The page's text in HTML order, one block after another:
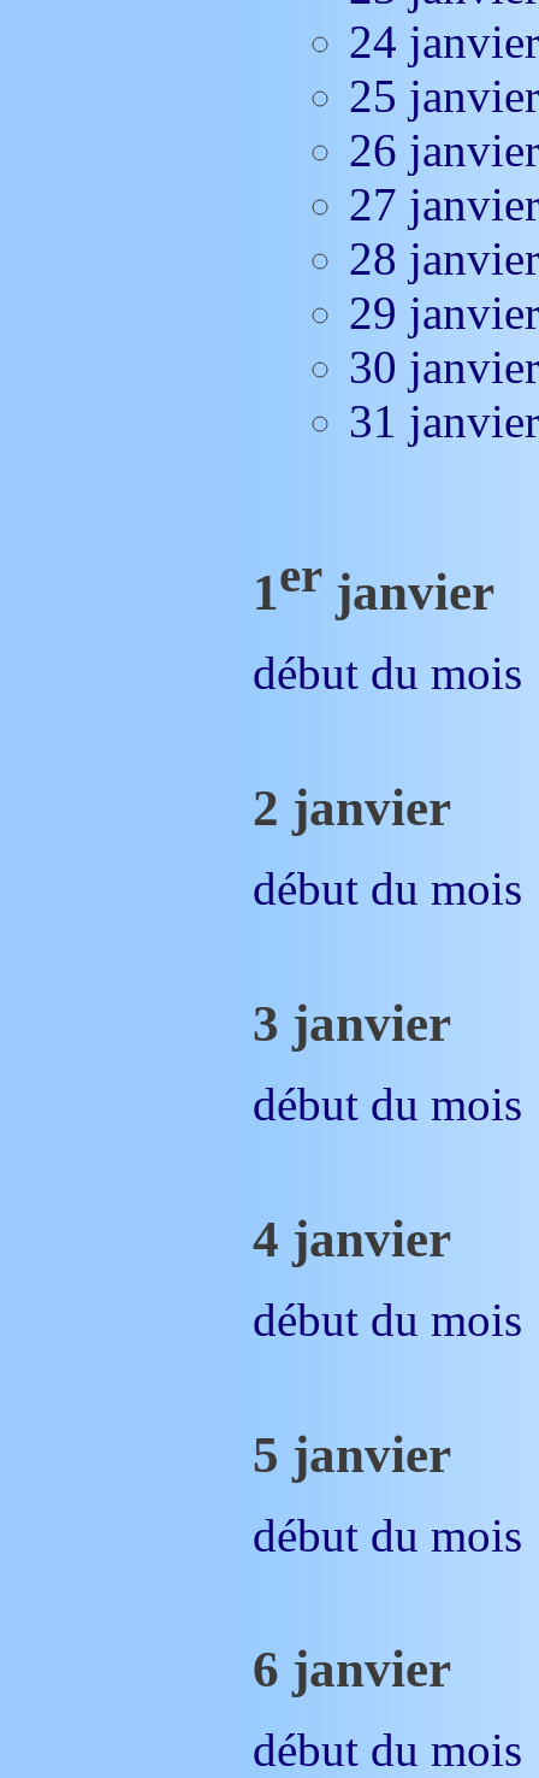
24 janvier
25 janvier
26 janvier
27 janvier
28 janvier
29 janvier
30 janvier
31 janvier
1er janvier
début du mois
2 janvier
début du mois
3 janvier
début du mois
4 janvier
début du mois
5 janvier
début du mois
6 janvier
début du mois